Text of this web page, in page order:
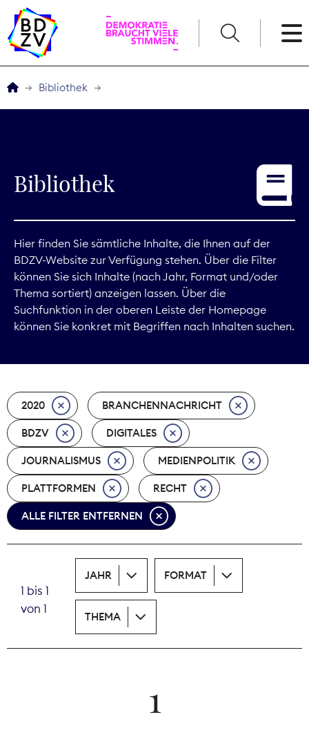
Service
Digitales
Kommunikation
Marktdaten
Nachhaltigkeit
Nachwuchs
Nova Award
Pressefreiheit
Print
Recht
Tarifpolitik
Theodor-Wolff-Preis
Bibliothek
Bibliothek
Hier finden Sie sämtliche Inhalte, die Ihnen auf der
BDZV-Website zur Verfügung stehen. Über die Filter
können Sie sich Inhalte (nach Jahr, Format und/oder
Thema sortiert) anzeigen lassen. Über die
Suchfunktion in der oberen Leiste der Homepage
können Sie konkret mit Begriffen nach Inhalten suchen.
2020 BRANCHENNACHRICHT
BDZV DIGITALES
JOURNALISMUS MEDIENPOLITIK
PLATTFORMEN RECHT
ALLE FILTER ENTFERNEN
1 bis 1
von 1
JAHR FORMAT
THEMA
1